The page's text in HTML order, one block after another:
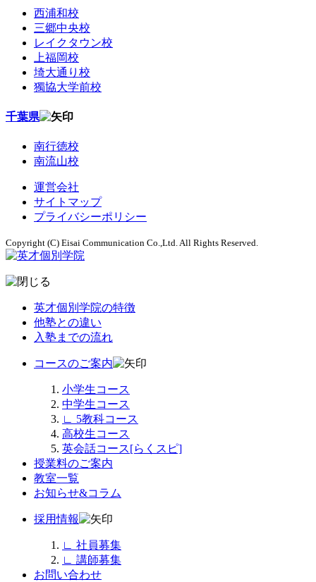
西浦和校
三郷中央校
レイクタウン校
上福岡校
埼大通り校
獨協大学前校
千葉県
南行徳校
南流山校
運営会社
サイトマップ
プライバシーポリシー
Copyright (C) Eisai Communication Co.,Ltd. All Rights Reserved.
英才個別学院の特徴
他塾との違い
入塾までの流れ
コースのご案内
小学生コース
中学生コース
∟ 5教科コース
高校生コース
英会話コース[らくスピ]
授業料のご案内
教室一覧
お知らせ&コラム
採用情報
∟ 社員募集
∟ 講師募集
お問い合わせ